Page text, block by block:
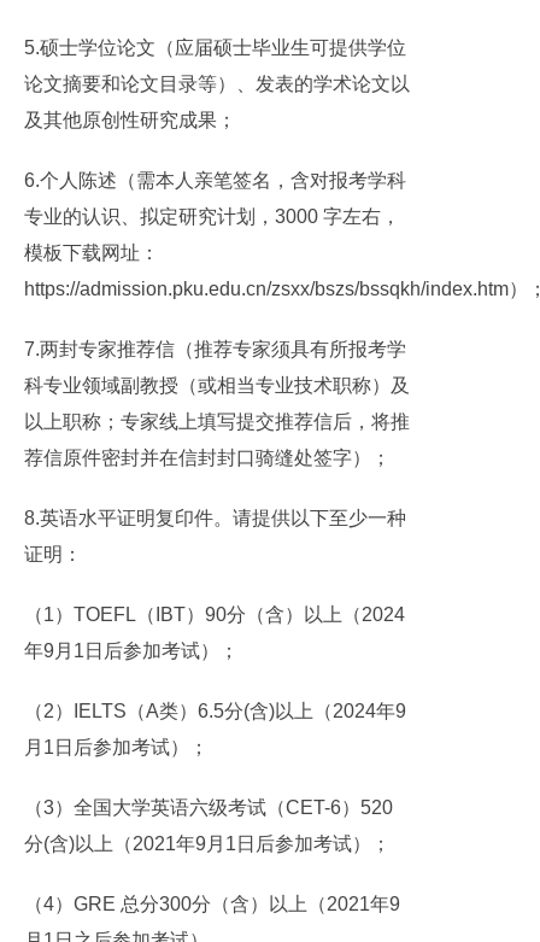
5.硕士学位论文（应届硕士毕业生可提供学位
论文摘要和论文目录等）、发表的学术论文以
及其他原创性研究成果；
6.个人陈述（需本人亲笔签名，含对报考学科
专业的认识、拟定研究计划，3000 字左右，
模板下载网址：
https://admission.pku.edu.cn/zsxx/bszs/bssqkh/index.htm）
7.两封专家推荐信（推荐专家须具有所报考学
科专业领域副教授（或相当专业技术职称）及
以上职称；专家线上填写提交推荐信后，将推
荐信原件密封并在信封封口骑缝处签字）；
8.英语水平证明复印件。请提供以下至少一种
证明：
（1）TOEFL（IBT）90分（含）以上（2024
年9月1日后参加考试）；
（2）IELTS（A类）6.5分(含)以上（2024年9
月1日后参加考试）；
（3）全国大学英语六级考试（CET-6）520
分(含)以上（2021年9月1日后参加考试）；
（4）GRE 总分300分（含）以上（2021年9